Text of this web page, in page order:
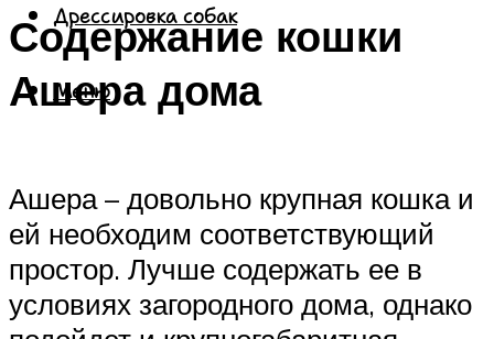
Дрессировка собак
Меню
Содержание кошки
Ашера дома
Ашера – довольно крупная кошка и
ей необходим соответствующий
простор. Лучше содержать ее в
условиях загородного дома, однако